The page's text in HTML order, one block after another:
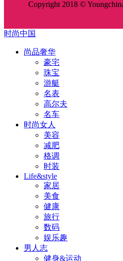
Copyright 2018 ©
时尚中国
尚品奢华
豪宅
珠宝
游艇
名表
高尔夫
名车
时尚女人
美容
减肥
格调
时装
Life&style
家居
美食
健康
旅行
数码
娱乐趣
男人志
健身&运动